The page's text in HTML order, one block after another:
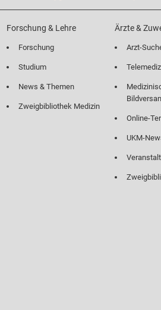
Forschung & Lehre
Forschung
Studium
News & Themen
Zweigbibliothek Medizin
Ärzte &
Arzt-
Online-
UKM-